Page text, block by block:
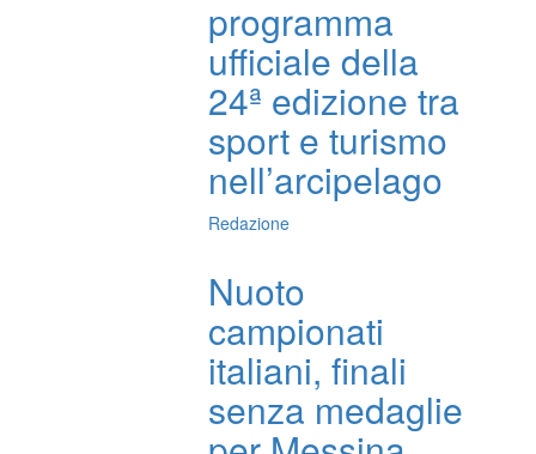
programma
ufficiale della
24ª edizione tra
sport e turismo
nell’arcipelago
Redazione
Nuoto
campionati
italiani, finali
senza medaglie